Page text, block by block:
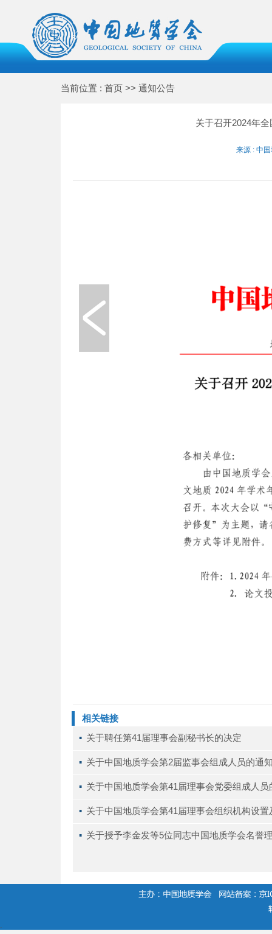
当前位置 : 首页 >> 通知公告
关于召开2024年
来源 : 中
相关链接
▪ 关于聘任第41届理事会副秘书长的决定
▪ 关于中国地质学会第2届监事会组成人员的通
▪ 关于中国地质学会第41届理事会党委组成人员
▪ 关于中国地质学会第41届理事会组织机构设
▪ 关于授予李金发等5位同志中国地质学会名誉
.